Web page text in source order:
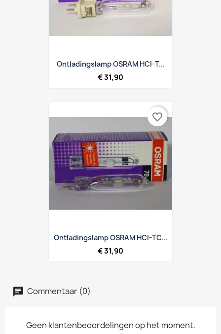
Ontladingslamp OSRAM HCI-T...
€ 31,90
Ontladingslamp OSRAM HCI-TC...
€ 31,90
favorite_border
Commentaar (0)
Geen klantenbeoordelingen op het moment.